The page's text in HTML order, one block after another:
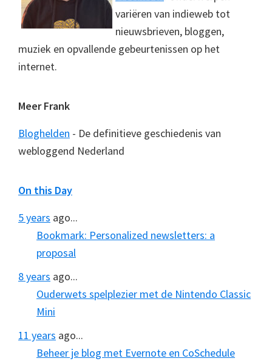
variëren van indieweb tot
nieuwsbrieven, bloggen,
muziek en opvallende gebeurtenissen op het
internet.
Meer Frank
Bloghelden - De definitieve geschiedenis van
webloggend Nederland
On this Day
5 years ago...
Bookmark: Personalized newsletters: a
proposal
8 years ago...
Ouderwets spelplezier met de Nintendo Classic
Mini
11 years ago...
Beheer je blog met Evernote en CoSchedule